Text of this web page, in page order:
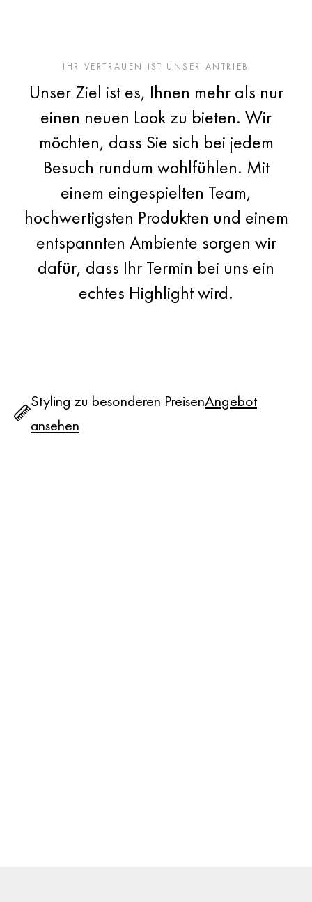
IHR VERTRAUEN IST UNSER ANTRIEB
Unser Ziel ist es, Ihnen mehr als nur
einen neuen Look zu bieten. Wir
möchten, dass Sie sich bei jedem
Besuch rundum wohlfühlen. Mit
einem eingespielten Team,
hochwertigsten Produkten und einem
entspannten Ambiente sorgen wir
dafür, dass Ihr Termin bei uns ein
echtes Highlight wird.
Styling zu besonderen PreisenAngebot
ansehen